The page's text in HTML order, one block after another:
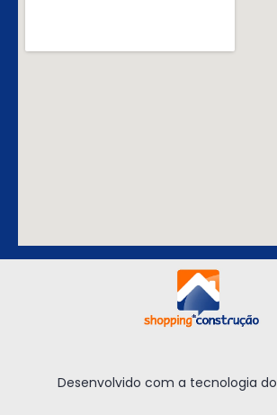
Desenvolvido com a tecnologia do